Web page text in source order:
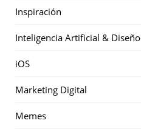
Inspiración
Inteligencia Artificial & Diseño
iOS
Marketing Digital
Memes